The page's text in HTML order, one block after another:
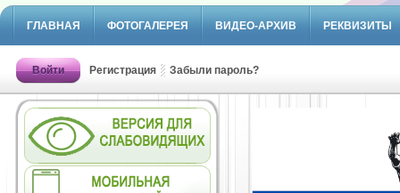
ГЛАВНАЯ ФОТОГАЛЕРЕЯ ВИДЕО-АРХИВ РЕКВИЗИТЫ
Войти Регистрация Забыли пароль?